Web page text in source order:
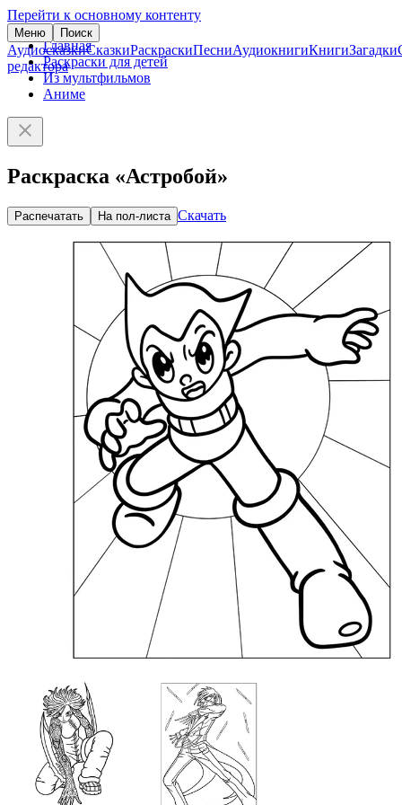
Перейти к основному контенту
Меню Поиск
АудиосказкиСказкиРаскраскиПесниАудиокнигиКнигиЗагадки
редактора
Главная
Раскраски для детей
Из мультфильмов
Аниме
Раскраска «Астробой»
Распечатать На пол-листа Скачать